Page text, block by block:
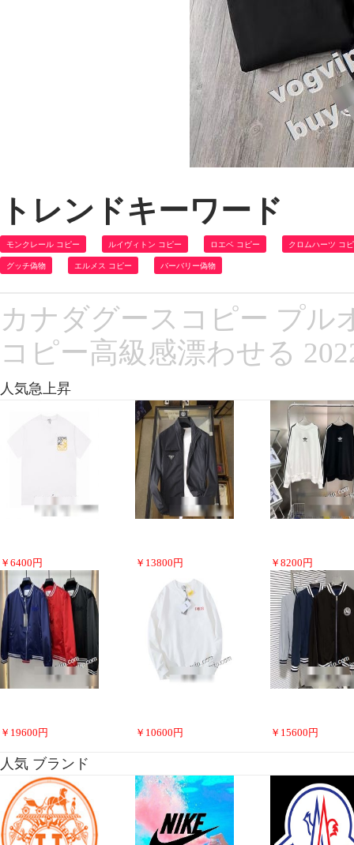
トレンドキーワード
モンクレール コピー ルイヴィトン コピー ロエベ コピー クロムハーツ コ
グッチ偽物 エルメス コピー バーバリー偽物
カナダグースコピー プル
コピー高級感漂わせる
人気急上昇
￥ 6400 円 ￥ 13800 円 ￥ 8200 円
￥ 19600 円 ￥ 10600 円 ￥ 15600 円
人気 ブランド